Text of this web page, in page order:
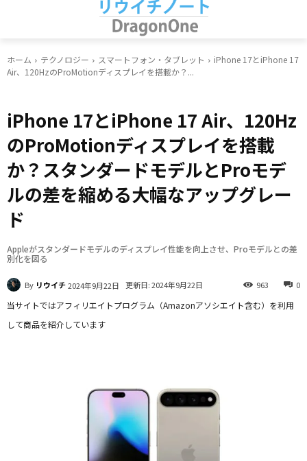
ホーム テクノロジー スマートフォン・タブレット
iPhone 17とiPhone 17
Air、120HzのProMotionディスプレイを搭載か？...
iPhone 17とiPhone 17 Air、120Hz
のProMotionディスプレイを搭載
か？スタンダードモデルとProモデ
ルの差を縮める大幅なアップグレー
ド
Appleがスタンダードモデルのディスプレイ性能を向上させ、Proモデルとの差
別化を図る
By リウイチ2024年9月22日 更新日:2024年9月22日 0
963
当サイトではアフィリエイトプログラム（Amazonアソシエイト含む）を利用
して商品を紹介しています